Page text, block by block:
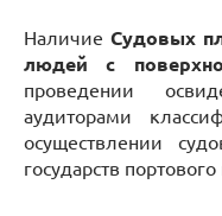
Наличие Судовых
людей с
проведении
аудиторами
осуществлении
государств